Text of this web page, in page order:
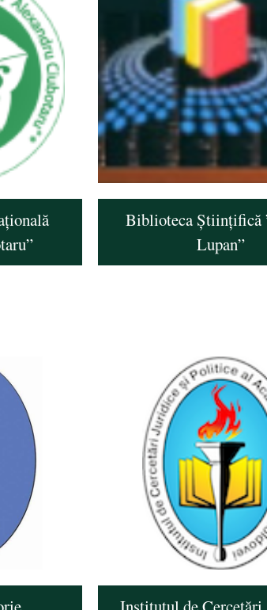
Biblioteca Științifică
Lupan”